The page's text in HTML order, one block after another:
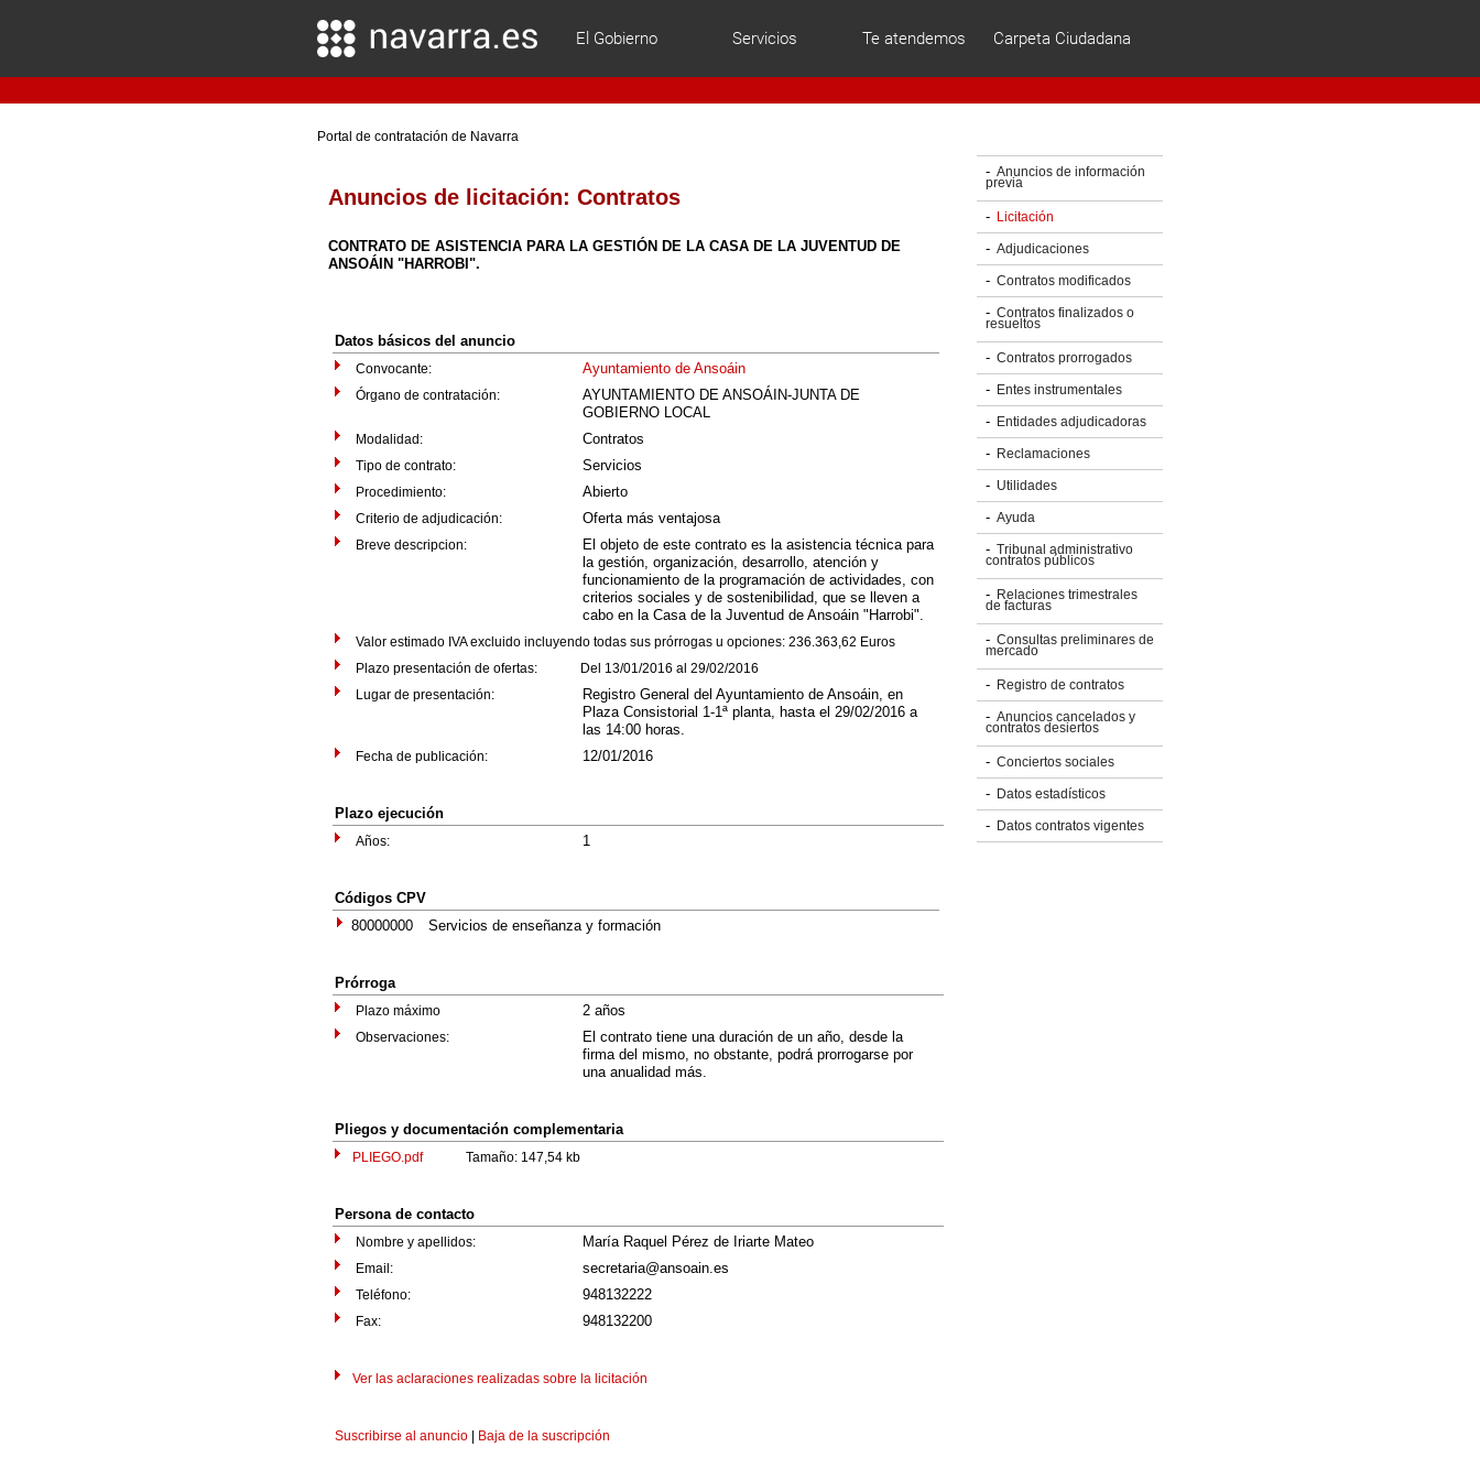
El Gobierno Servicios Te atendemos Carpeta Ciudadana
Portal de contratación de Navarra
Anuncios de licitación:Contratos
CONTRATO DE ASISTENCIA PARA LA GESTIÓN DE LA CASA DE LA JUVENTUD DE
ANSOÁIN "HARROBI".
Datos básicos del anuncio
Convocante: Ayuntamiento de Ansoáin
Órgano de contratación:
AYUNTAMIENTO DE ANSOÁIN-JUNTA DE
GOBIERNO LOCAL
Modalidad: Contratos
Tipo de contrato: Servicios
Procedimiento: Abierto
Criterio de adjudicación: Oferta más ventajosa
Breve descripcion:
El objeto de este contrato es la asistencia técnica para
la gestión, organización, desarrollo, atención y
funcionamiento de la programación de actividades, con
criterios sociales y de sostenibilidad, que se lleven a
cabo en la Casa de la Juventud de Ansoáin "Harrobi".
Valor estimado IVA excluido incluyendo todas sus prórrogas u opciones: 236.363,62 Euros
Plazo presentación de ofertas: Del 13/01/2016 al 29/02/2016
Lugar de presentación:
Registro General del Ayuntamiento de Ansoáin, en
Plaza Consistorial 1-1ª planta, hasta el 29/02/2016 a
las 14:00 horas.
Fecha de publicación: 12/01/2016
Plazo ejecución
Años: 1
Códigos CPV
80000000
Servicios de enseñanza y formación
Prórroga
Plazo máximo 2 años
Observaciones:
El contrato tiene una duración de un año, desde la
firma del mismo, no obstante, podrá prorrogarse por
una anualidad más.
Pliegos y documentación complementaria
PLIEGO.pdfTamaño: 147,54 kb
Persona de contacto
Nombre y apellidos: María Raquel Pérez de Iriarte Mateo
Email: secretaria@ansoain.es
Teléfono: 948132222
Fax: 948132200
Ver las aclaraciones realizadas sobre la licitación
Suscribirse al anuncio Baja de la suscripción
Anuncios de información
previa
Licitación
Adjudicaciones
Contratos modificados
Contratos finalizados o
resueltos
Contratos prorrogados
Entes instrumentales
Entidades adjudicadoras
Reclamaciones
Utilidades
Ayuda
Tribunal administrativo
contratos públicos
Relaciones trimestrales
de facturas
Consultas preliminares de
mercado
Registro de contratos
Anuncios cancelados y
contratos desiertos
Conciertos sociales
Datos estadísticos
Datos contratos vigentes